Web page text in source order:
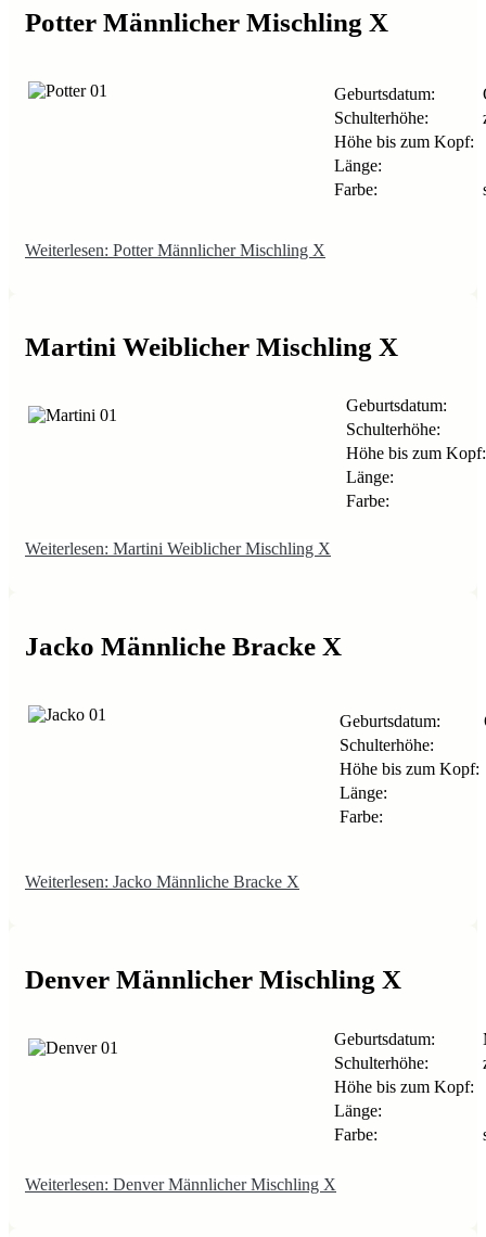
Potter Männlicher Mischling X
Geburtsdatum:
Schulterhöhe:
Höhe bis zum Kopf:
Länge:
Farbe:
Weiterlesen: Potter Männlicher Mischling X
Martini Weiblicher Mischling X
Geburtsdatum:
Schulterhöhe:
Höhe bis zum Kopf:
Länge:
Farbe:
Weiterlesen: Martini Weiblicher Mischling X
Jacko Männliche Bracke X
Geburtsdatum:
Schulterhöhe:
Höhe bis zum Kopf:
Länge:
Farbe:
Weiterlesen: Jacko Männliche Bracke X
Denver Männlicher Mischling X
Geburtsdatum:
Schulterhöhe:
Höhe bis zum Kopf:
Länge:
Farbe:
Weiterlesen: Denver Männlicher Mischling X